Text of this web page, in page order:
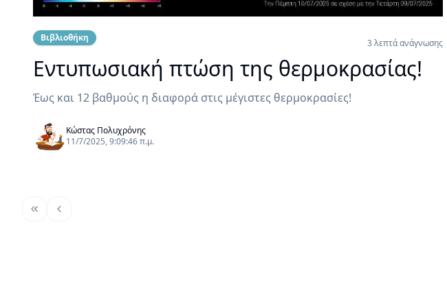
Βιβλιοθήκη 3 λεπτά ανάγνωσης
Εντυπωσιακή πτώση της θερμοκρασίας!
Έως και 12 βαθμούς η διαφορά στις μέγιστες θερμοκρασίες!
Κώστας Πολυχρόνης
11/7/2025, 9:09:46 π.μ.